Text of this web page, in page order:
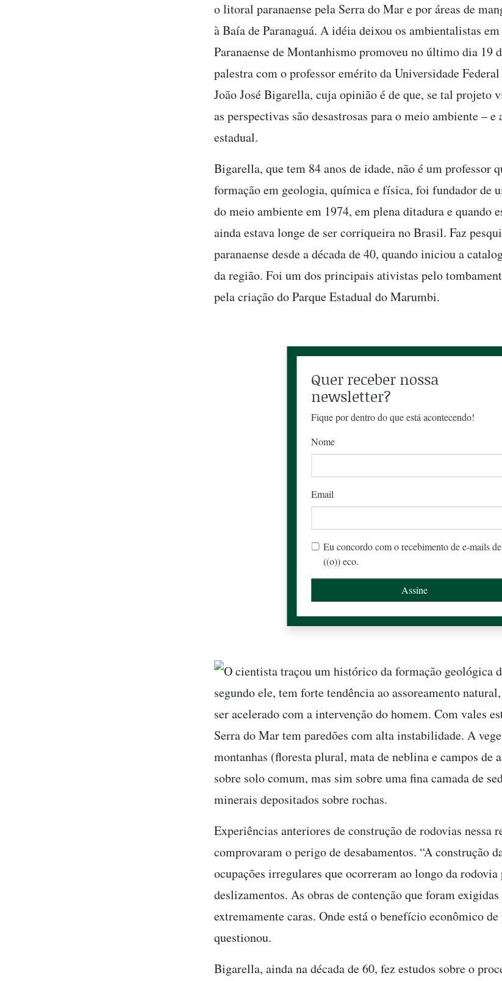
o litoral paranaense pela Serra do Mar e por áreas de
à Baía de Paranaguá. A idéia deixou os ambientalistas
Paranaense de Montanhismo promoveu no último dia 19
palestra com o professor emérito da Universidade
João José Bigarella, cuja opinião é de que, se tal projeto
as perspectivas são desastrosas para o meio ambiente – e
estadual.
Bigarella, que tem 84 anos de idade, não é um professor
formação em geologia, química e física, foi fundador de
do meio ambiente em 1974, em plena ditadura e quando
ainda estava longe de ser corriqueira no Brasil. Faz
paranaense desde a década de 40, quando iniciou a
da região. Foi um dos principais ativistas pelo
pela criação do Parque Estadual do Marumbi.
Quer receber nossa
newsletter?
Fique por dentro do que está acontecendo!
Nome
Email
Eu concordo com o recebimento de e-mails de
((o)) eco.
O cientista traçou um histórico da formação geológica
segundo ele, tem forte tendência ao assoreamento
ser acelerado com a intervenção do homem. Com vales
Serra do Mar tem paredões com alta instabilidade. A
montanhas (floresta plural, mata de neblina e campos de
sobre solo comum, mas sim sobre uma fina camada de
minerais depositados sobre rochas.
Experiências anteriores de construção de rodovias nessa
comprovaram o perigo de desabamentos. “A construção
ocupações irregulares que ocorreram ao longo da
deslizamentos. As obras de contenção que foram
extremamente caras. Onde está o benefício econômico
questionou.
Bigarella, ainda na década de 60, fez estudos sobre o